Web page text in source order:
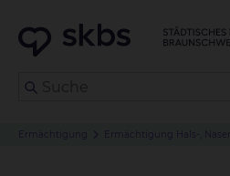
Ermächtigung Ermächtigung Hals-,